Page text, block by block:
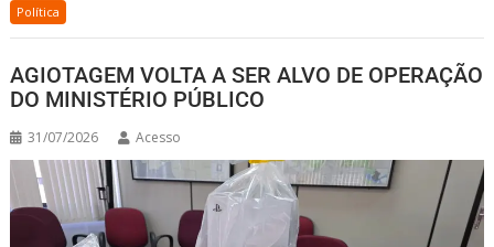
Política
AGIOTAGEM VOLTA A SER ALVO DE OPERAÇÃO
DO MINISTÉRIO PÚBLICO
31/07/2026 Acesso